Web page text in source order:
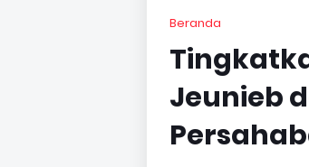
Beranda
Jeunieb